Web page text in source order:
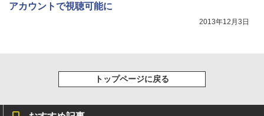
アカウントで視聴可能に
2013年12月3日
トップページに戻る